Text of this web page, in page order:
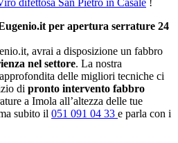
difettosa San Pietro in Casale !
per apertura serrature 24
avrai a disposizione un fabbro
nel settore. La nostra
delle migliori tecniche ci
di pronto intervento fabbro
a Imola all’altezza delle tue
subito il 051 091 04 33 e parla con i